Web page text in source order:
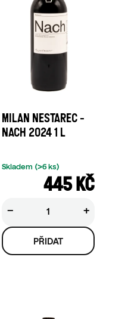
MILAN NESTAREC -
NACH 2024 1 L
445 KČ
Skladem (>6 ks)
+
−